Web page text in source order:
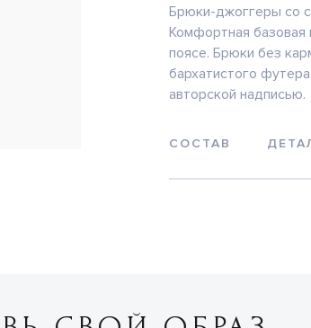
Брюки-джоггеры со
Комфортная базовая
поясе. Брюки без
бархатистого
авторской надписью.
СОСТАВ